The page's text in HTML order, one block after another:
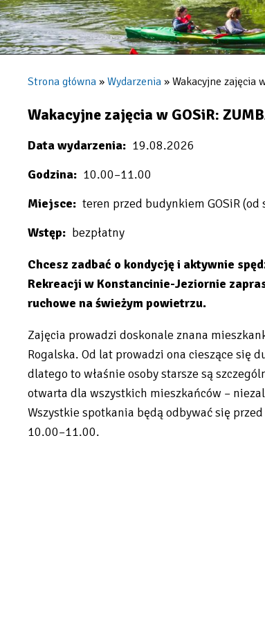
nawigacyjna
Strona główna Wydarzenia Wakacyjne zajęcia
Wakacyjne zajęcia w GOSiR:
Data wydarzenia
19.08.2026
Godzina
10.00–11.00
Miejsce
teren przed budynkiem GOSiR (od
Wstęp
bezpłatny
Chcesz zadbać o kondycję i aktywnie
Rekreacji w Konstancinie-Jeziornie
ruchowe na świeżym powietrzu.
Zajęcia prowadzi doskonale znana
Rogalska. Od lat prowadzi ona cieszące się
dlatego to właśnie osoby starsze są
otwarta dla wszystkich mieszkańców –
Wszystkie spotkania będą odbywać się
10.00–11.00.